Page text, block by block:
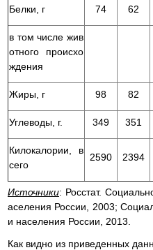
Белки, г 74 62
в том числе жив
отного происхо
ждения
Жиры, г 98 82
Углеводы, г. 349 351
Килокалории, в
сего
2590 2394
Источники: Росстат.
аселения России, 2003;
и населения России, 2013.
Как видно из приведенных